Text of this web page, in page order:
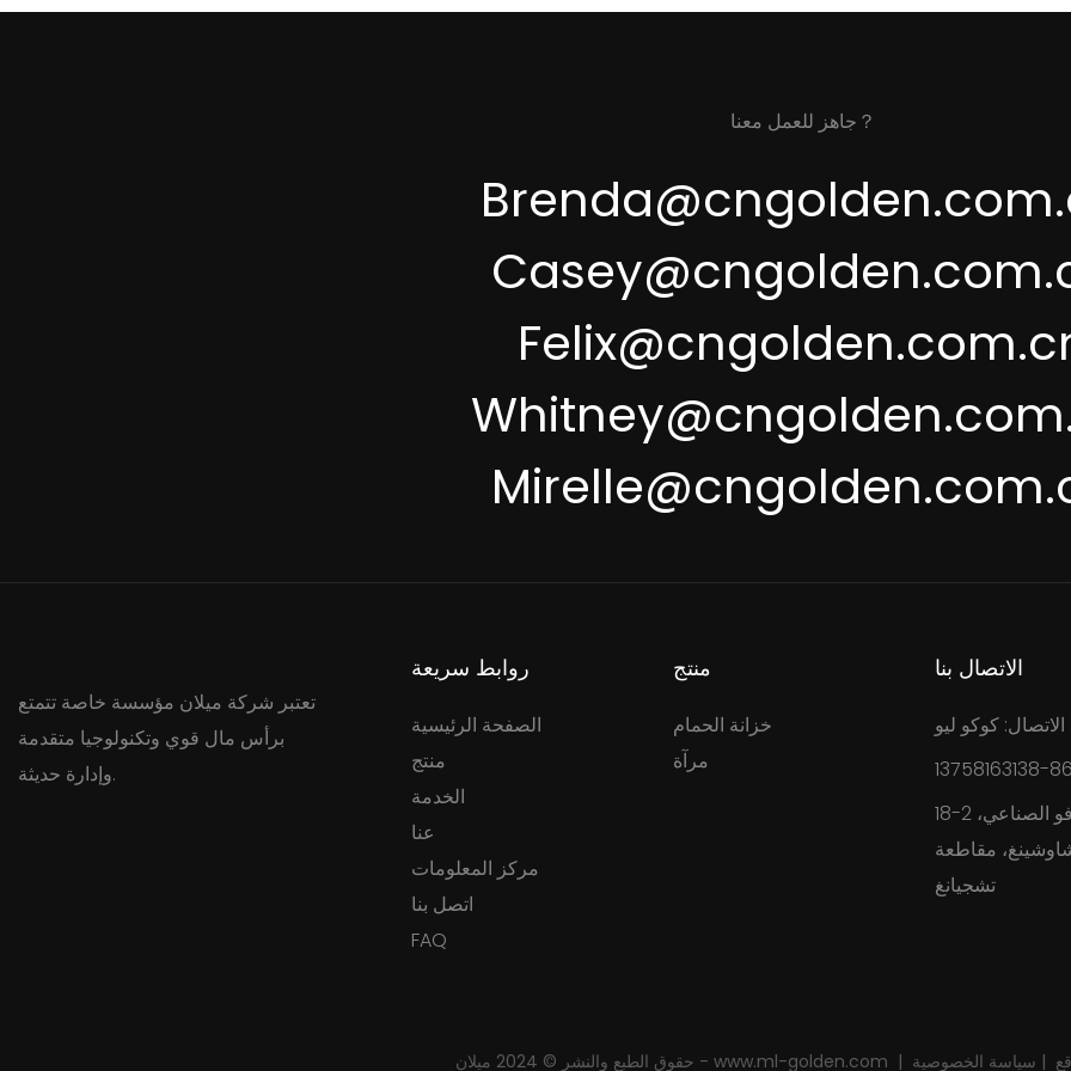
جاهز للعمل معنا？
تعتبر شركة ميلان مؤسسة خاصة تتمتع
برأس مال قوي وتكنولوجيا متقدمة
وإدارة حديثة.
روابط سريعة
الصفحة الرئيسية
منتج
الخدمة
عنا
مركز المعلومات
اتصل بنا
FAQ
منتج
خزانة الحمام
مرآة
الاتصال بنا
كوكو ليو
18-2 طريق هينجكسيانج، مجمع ووفو الصناعي،
مقاطعة
تشجيانغ
حقوق الطبع والنشر © 2024 ميلان - www.ml-golden.com | | سياسة الخصوصية